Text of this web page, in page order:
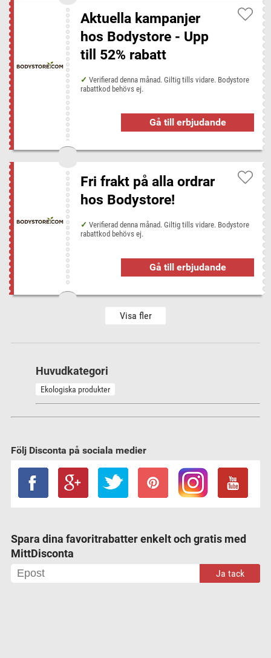
Aktuella kampanjer
hos Bodystore - Upp
till 52% rabatt
Verifierad denna månad. Giltig tills vidare. Bodystore
rabattkod behövs ej.
Gå till erbjudande
Fri frakt på alla ordrar
hos Bodystore!
Verifierad denna månad. Giltig tills vidare. Bodystore
rabattkod behövs ej.
Gå till erbjudande
Visa fler
Huvudkategori
Ekologiska produkter
Följ Disconta på sociala medier
Spara dina favoritrabatter enkelt och gratis med
MittDisconta
Ja tack